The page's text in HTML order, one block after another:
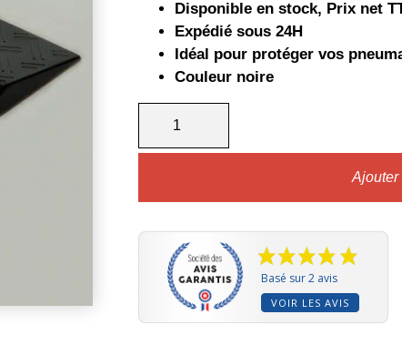
Disponible en stock, Prix net
Expédié sous 24H
Idéal pour protéger vos
Couleur noire
ANTI-
Ajouter
Basé sur 2 avis
VOIR LES AVIS